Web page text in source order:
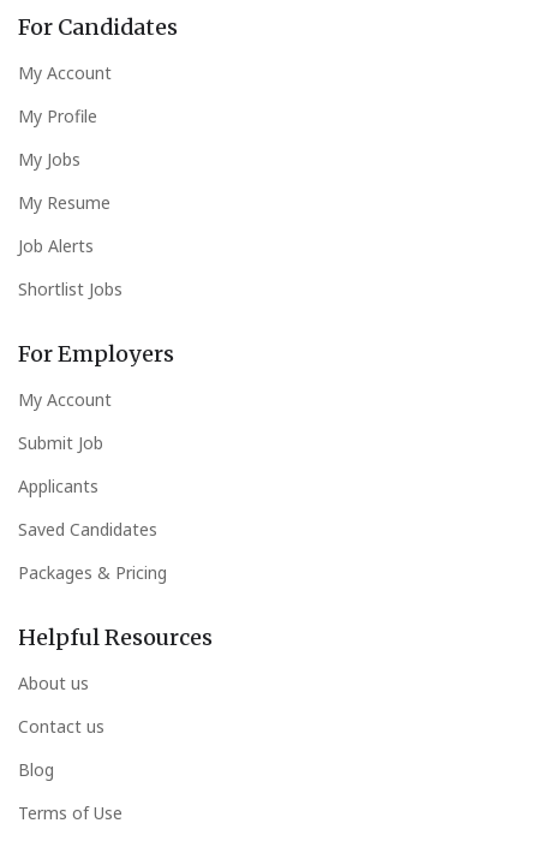
For Candidates
My Account
My Profile
My Jobs
My Resume
Job Alerts
Shortlist Jobs
For Employers
My Account
Submit Job
Applicants
Saved Candidates
Packages & Pricing
Helpful Resources
About us
Contact us
Blog
Terms of Use